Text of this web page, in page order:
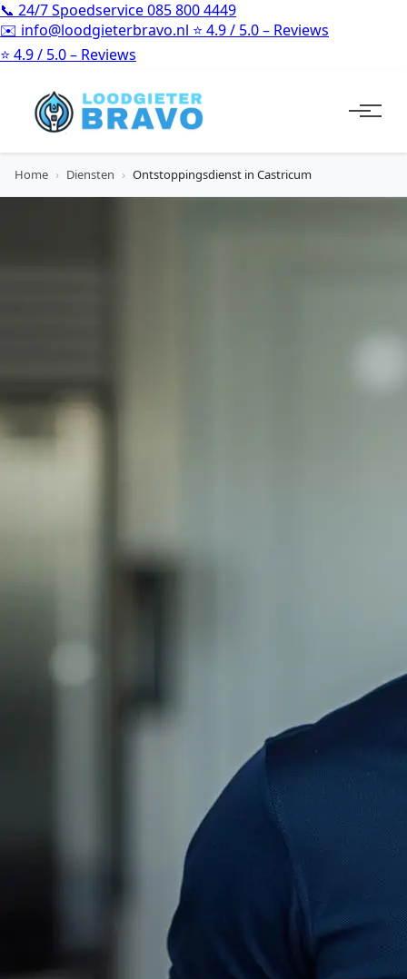
📞 24/7 Spoedservice085 800 4449
✉️ info@loodgieterbravo.nl ⭐ 4.9 / 5.0 – Reviews
⭐ 4.9 / 5.0 – Reviews
Home › Diensten › Ontstoppingsdienst in Castricum